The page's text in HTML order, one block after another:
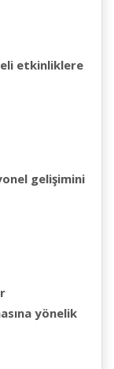
etkinliklere
gelişimini
yönelik